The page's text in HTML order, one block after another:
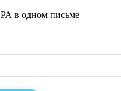
в одном письме